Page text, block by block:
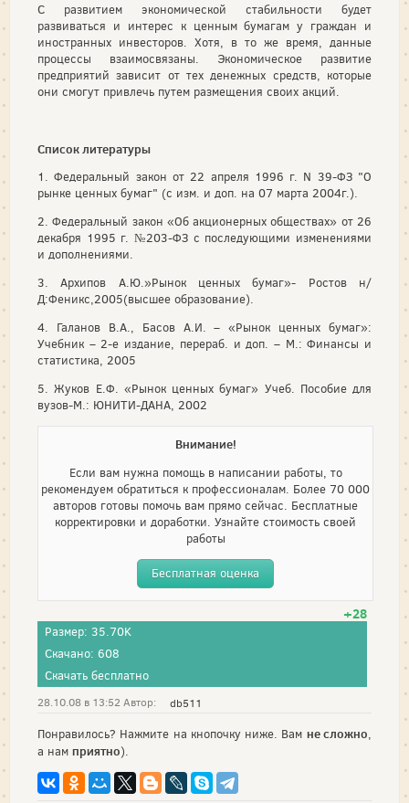
С развитием экономической стабильности будет
развиваться и интерес к ценным бумагам у граждан и
иностранных инвесторов. Хотя, в то же время, данные
процессы взаимосвязаны. Экономическое развитие
предприятий зависит от тех денежных средств, которые
они смогут привлечь путем размещения своих акций.
Список литературы
1. Федеральный закон от 22 апреля 1996 г. N 39-ФЗ "О
рынке ценных бумаг" (с изм. и доп. на 07 марта 2004г.).
2. Федеральный закон «Об акционерных обществах» от 26
декабря 1995 г. №203-ФЗ с последующими изменениями
и дополнениями.
3. Архипов А.Ю.»Рынок ценных бумаг»- Ростов н/
Д:Феникс,2005(высшее образование).
4. Галанов В.А., Басов А.И. – «Рынок ценных бумаг»:
Учебник – 2-е издание, перераб. и доп. – М.: Финансы и
статистика, 2005
5. Жуков Е.Ф. «Рынок ценных бумаг» Учеб. Пособие для
вузов-М.: ЮНИТИ-ДАНА, 2002
Внимание!
Если вам нужна помощь в написании работы, то
рекомендуем обратиться к профессионалам. Более 70 000
авторов готовы помочь вам прямо сейчас. Бесплатные
корректировки и доработки. Узнайте стоимость своей
работы
Бесплатная оценка
+28
Размер: 35.70K
Скачано: 608
Скачать бесплатно
28.10.08 в 13:52 Автор: db511
Понравилось? Нажмите на кнопочку ниже. Вам не сложно,
а нам приятно).